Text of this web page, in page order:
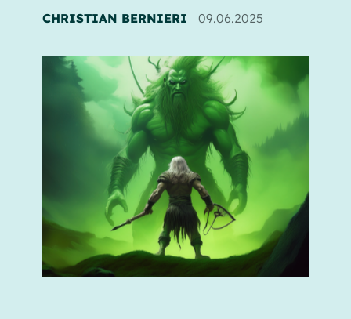
CHRISTIAN BERNIERI 09.06.2025